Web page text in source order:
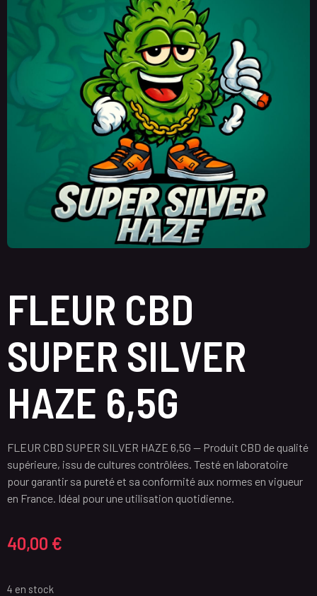
FLEUR CBD
SUPER SILVER
HAZE 6,5G
FLEUR CBD SUPER SILVER HAZE 6,5G — Produit CBD de qualité
supérieure, issu de cultures contrôlées. Testé en laboratoire
pour garantir sa pureté et sa conformité aux normes en vigueur
en France. Idéal pour une utilisation quotidienne.
40,00 €
4 en stock